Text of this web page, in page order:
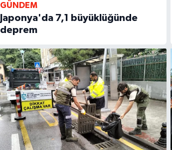
GÜNDEM
Japonya'da 7,1 büyüklüğünde
deprem